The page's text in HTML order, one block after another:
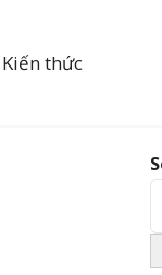
Kiến thức